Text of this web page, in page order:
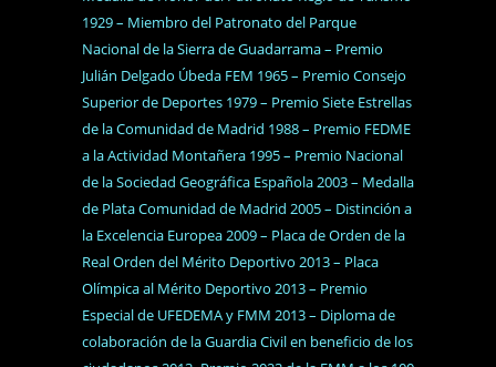
1929 – Miembro del Patronato del Parque
Nacional de la Sierra de Guadarrama – Premio
Julián Delgado Úbeda FEM 1965 – Premio Consejo
Superior de Deportes 1979 – Premio Siete Estrellas
de la Comunidad de Madrid 1988 – Premio FEDME
a la Actividad Montañera 1995 – Premio Nacional
de la Sociedad Geográfica Española 2003 – Medalla
de Plata Comunidad de Madrid 2005 – Distinción a
la Excelencia Europea 2009 – Placa de Orden de la
Real Orden del Mérito Deportivo 2013 – Placa
Olímpica al Mérito Deportivo 2013 – Premio
Especial de UFEDEMA y FMM 2013 – Diploma de
colaboración de la Guardia Civil en beneficio de los